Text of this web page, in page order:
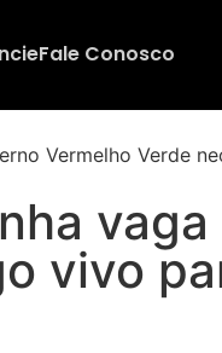
Fale Conosco
vivo